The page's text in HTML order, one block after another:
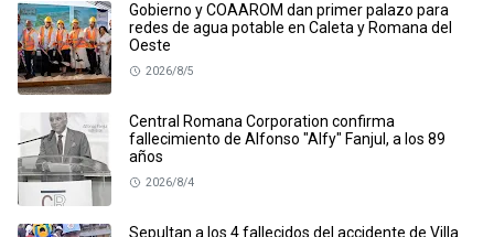
Gobierno y COAAROM dan primer palazo para
redes de agua potable en Caleta y Romana del
Oeste
2026/8/5
Central Romana Corporation confirma
fallecimiento de Alfonso "Alfy" Fanjul, a los 89
años
2026/8/4
Sepultan a los 4 fallecidos del accidente de Villa